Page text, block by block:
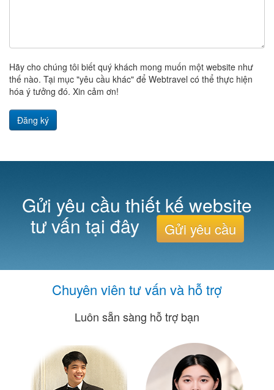
Hãy cho chúng tôi biết quý khách mong muốn một website như
thế nào. Tại mục "yêu cầu khác" để Webtravel có thể thực hiện
hóa ý tưởng đó. Xin cảm ơn!
Đăng ký
Gửi yêu cầu thiết kế website
tư vấn tại đây Gửi yêu cầu
Chuyên viên tư vấn và hỗ trợ
Luôn sẵn sàng hỗ trợ bạn